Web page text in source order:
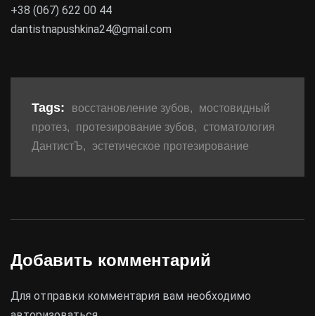
+38 (067) 622 00 44
dantistnapushkina24@gmail.com
Tags: восстановление зубов,
мостовидный
протез, протезирование зубов,
стоматология
ДантистЪ, эстетическое протезирование
Добавить комментарий
Для отправки комментария вам необходимо